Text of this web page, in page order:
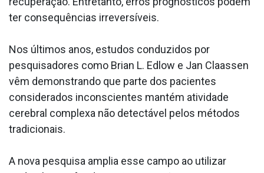
ter consequências irreversíveis.
Nos últimos anos, estudos conduzidos por
pesquisadores como Brian L. Edlow e Jan Claassen
vêm demonstrando que parte dos pacientes
considerados inconscientes mantém atividade
cerebral complexa não detectável pelos métodos
tradicionais.
A nova pesquisa amplia esse campo ao utilizar